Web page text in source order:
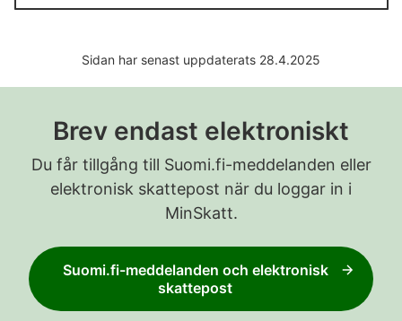
Sidan har senast uppdaterats 28.4.2025
Brev endast elektroniskt
Du får tillgång till Suomi.fi-meddelanden eller
elektronisk skattepost när du loggar in i
MinSkatt.
Suomi.fi-meddelanden och elektronisk
skattepost